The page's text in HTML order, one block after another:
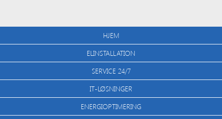
HJEM
ELINSTALLATION
SERVICE 24/7
IT-LØSNINGER
ENERGIOPTIMERING